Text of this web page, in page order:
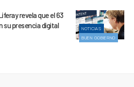
NOTICIAS
BUEN GOBIERNO
revela que el 63
su presencia digital